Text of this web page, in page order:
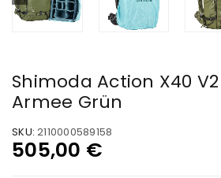
Shimoda Action X40
Armee Grün
SKU: 2110000589158
505,00 €